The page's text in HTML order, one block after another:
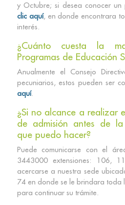
y Octubre; si desea conocer
clic aquí, en donde encontrara
interés.
¿Cuánto cuesta la
Programas de Educación
Anualmente el Consejo
pecuniarios, estos pueden ser
aquí.
¿Si no alcance a realizar
de admisión antes de
que puedo hacer?
Puede comunicarse con el
3443000 extensiones: 106,
acercarse a nuestra sede
74 en donde se le brindara toda
para continuar su trámite.